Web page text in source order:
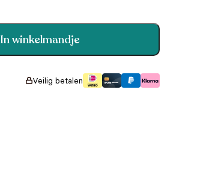
In winkelmandje
Veilig betalen